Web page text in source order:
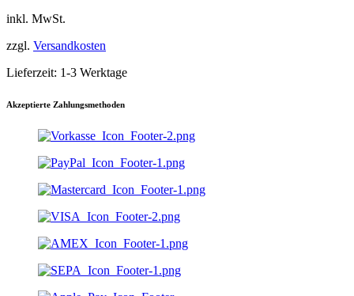
inkl. MwSt.
zzgl. Versandkosten
Lieferzeit: 1-3 Werktage
Akzeptierte Zahlungsmethoden